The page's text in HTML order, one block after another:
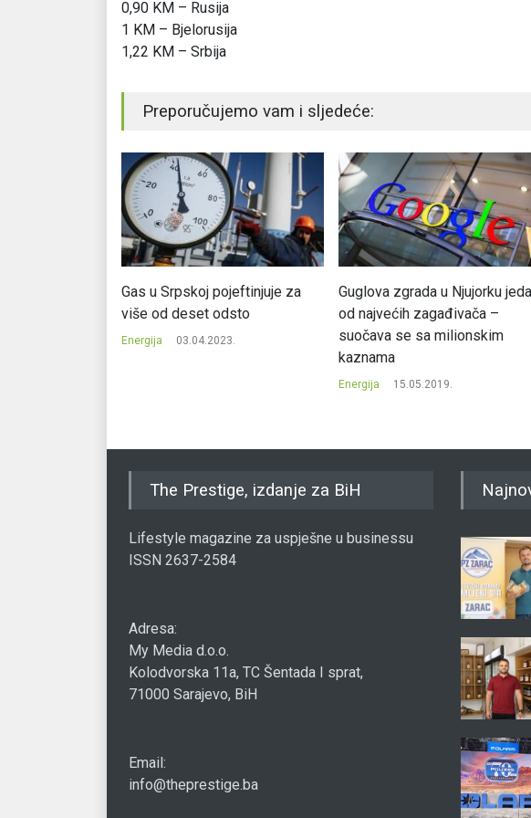
0,90 KM – Rusija
1 KM – Bjelorusija
1,22 KM – Srbija
Preporučujemo vam i sljedeće:
Gas u Srpskoj pojeftinjuje za
više od deset odsto
Energija 03.04.2023.
Guglova zgrada u Njujorku
od najvećih zagađivača –
suočava se sa milionskim
kaznama
Energija 15.05.2019.
The Prestige, izdanje za BiH
Lifestyle magazine za uspješne u businessu
ISSN 2637-2584
Adresa:
My Media d.o.o.
Kolodvorska 11a, TC Šentada I sprat,
71000 Sarajevo, BiH
Email:
info@theprestige.ba